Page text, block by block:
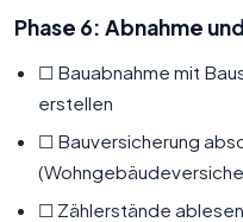
Phase 6: Abnahme
☐ Bauabnahme mit
erstellen
☐ Bauversicherung
☐ Zählerstände